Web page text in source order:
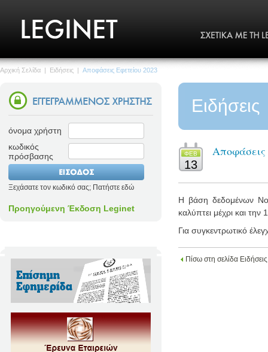
Αρχική Σελίδα | Ειδήσεις | Αποφάσεις Εφετείου 2023
όνομα χρήστη
κωδικός
πρόσβασης
Ξεχάσατε τον κωδικό σας; Πατήστε εδώ
Προηγούμενη Έκδοση Leginet
Ειδήσεις
ΦΕΒ
13
Αποφάσεις
Η βάση δεδομένων
καλύπτει μέχρι και την
Για συγκεντρωτικό
Πίσω στη σελίδα Ειδήσεις